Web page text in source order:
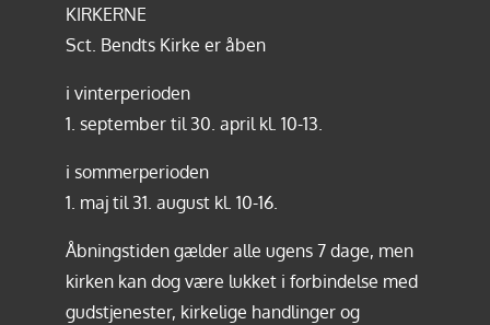
KIRKERNE
Sct. Bendts Kirke er åben
i vinterperioden
1. september til 30. april kl. 10-13.
i sommerperioden
1. maj til 31. august kl. 10-16.
Åbningstiden gælder alle ugens 7 dage, men
kirken kan dog være lukket i forbindelse med
gudstjenester, kirkelige handlinger og